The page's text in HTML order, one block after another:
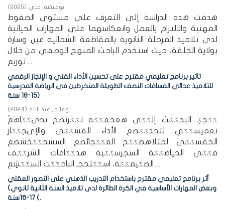
بوعيشة, علي (
2025
)
هدفت هذه الدراسة إلى التعرف على مستوى الضغوط
المهنية والالتزام بالعمل وانعكاسهما على المهارات الحياتية
لدى تلاميذ المرحلة الثانوية بالمقاطعة الشمالية عين وسارة
بولاية الجلفة، حيث استخدم الباحث المنهج الوصفي من خلال
توزيع ...
تاثير برنامج تعليمي مقترح على تحسين الأداء الفني و الإنجاز الرقمي
للتلاميذ عدائي المسافات النصف الطويلة المنخرطين في الرياضة المدرسية
(15-18 سنة
بوعلام, عبد الاله (
2024
)
تعميسػػي لتحدػػضغ الأداء الفشػػي والإىجػػاز
الخقسػػي لمتلاهضػػح العػػجائضغ السشخػػخشضغ
فػػي الخياضػػة السجرسػػية هدػػافات الشرػػف
الصػيمػػة، اسػػتخجـ الباحػػث السػػشٍع ...
أثر برنامج تعليمي مقترح باستخدام التدريب الذهني على التصور العقلي
وبعض المهارات الأساسية في الكرة الطائرة لدى تلاميذ السنة الثانية ثانوي)
17-16سنة (.